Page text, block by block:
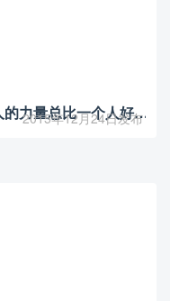
的力量总比一个人好…
2015年12月24日发布